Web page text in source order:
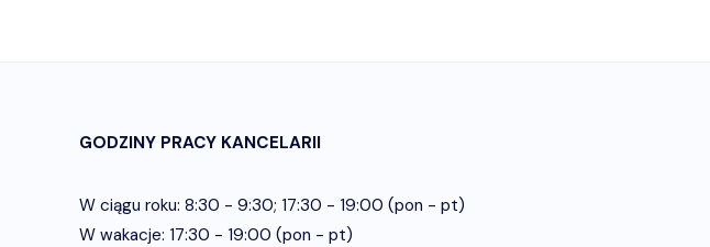
GODZINY PRACY KANCELARII
W ciągu roku: 8:30 - 9:30; 17:30 - 19:00 (pon - pt)
W wakacje: 17:30 - 19:00 (pon - pt)